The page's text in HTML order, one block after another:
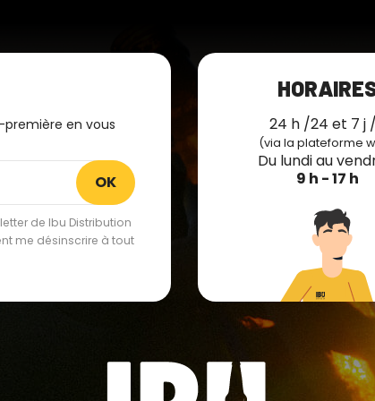
en vous
de Ibu Distribution
me désinscrire à tout
24 h /24 et 7 j
(via la plateforme
Du lundi au
9 h - 17 h